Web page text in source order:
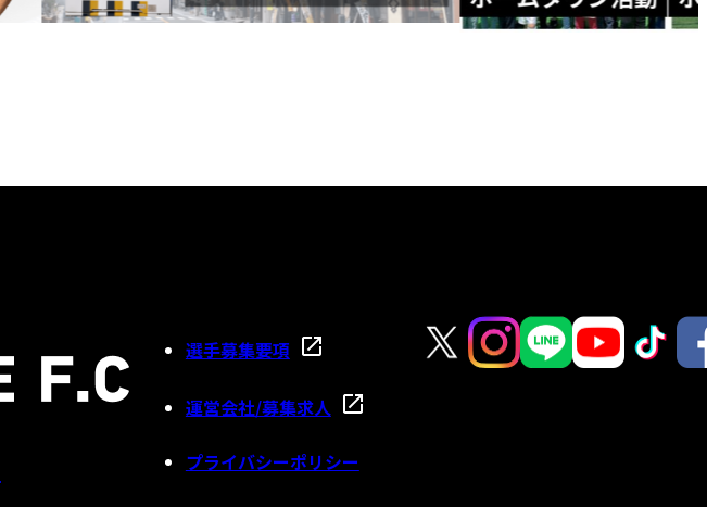
選手募集要項
運営会社/募集求人
プライバシーポリシー